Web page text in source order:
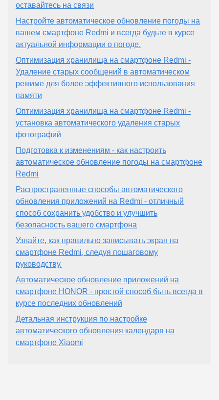
оставайтесь на связи
Настройте автоматическое обновление погоды на
вашем смартфоне Redmi и всегда будьте в курсе
актуальной информации о погоде.
Оптимизация хранилища на смартфоне Redmi -
Удаление старых сообщений в автоматическом
режиме для более эффективного использования
памяти
Оптимизация хранилища на смартфоне Redmi -
установка автоматического удаления старых
фотографий
Подготовка к изменениям - как настроить
автоматическое обновление погоды на смартфоне
Redmi
Распространенные способы автоматического
обновления приложений на Redmi - отличный
способ сохранить удобство и улучшить
безопасность вашего смартфона
Узнайте, как правильно записывать экран на
смартфоне Redmi, следуя пошаговому
руководству.
Автоматическое обновление приложений на
смартфоне HONOR - простой способ быть всегда в
курсе последних обновлений
Детальная инструкция по настройке
автоматического обновления календаря на
смартфоне Xiaomi